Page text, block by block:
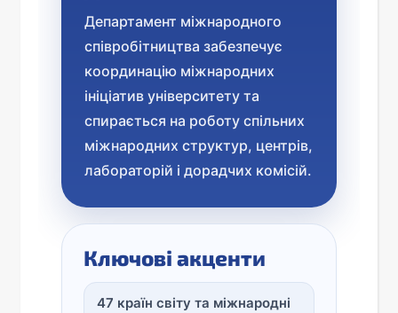
Департамент міжнародного
співробітництва забезпечує
координацію міжнародних
ініціатив університету та
спирається на роботу спільних
міжнародних структур, центрів,
лабораторій і дорадчих комісій.
Ключові акценти
47 країн світу та міжнародні